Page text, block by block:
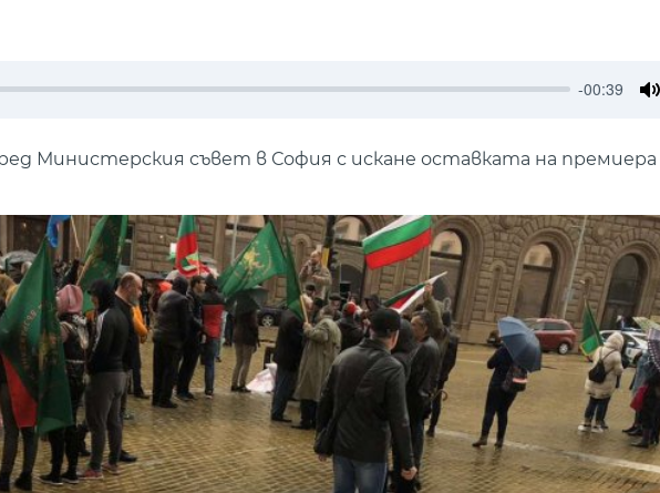
-00:39
Министерския съвет в София с искане оставката на